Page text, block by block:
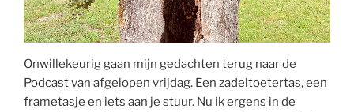
Onwillekeurig gaan mijn gedachten terug naar de
Podcast van afgelopen vrijdag. Een zadeltoetertas, een
frametasje en iets aan je stuur. Nu ik ergens in de